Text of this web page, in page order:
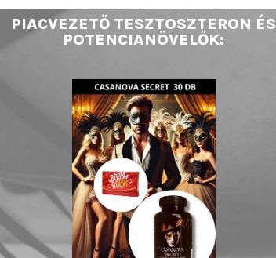
PIACVEZETŐ TESZTOSZTERON ÉS
POTENCIANÖVELŐK: